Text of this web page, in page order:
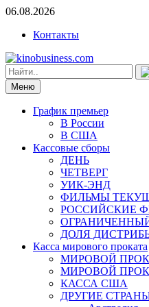
06.08.2026
Контакты
Меню
График премьер
В России
В США
Кассовые сборы
ДЕНЬ
ЧЕТВЕРГ
УИК-ЭНД
ФИЛЬМЫ
РОССИЙСКИЕ
ДОЛЯ
Касса мирового проката
МИРОВОЙ
МИРОВОЙ
КАССА США
ДРУГИЕ